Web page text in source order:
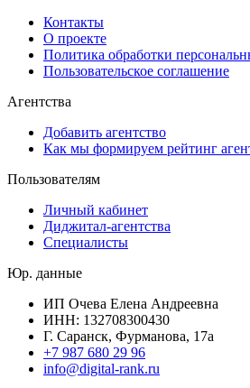
Контакты
О проекте
Политика обработки
Пользовательское соглашение
Агентства
Добавить агентство
Как мы формируем рейтинг
Пользователям
Личный кабинет
Диджитал-агентства
Специалисты
Юр. данные
ИП Очева Елена Андреевна
ИНН: 132708300430
Г. Саранск, Фурманова, 17а
+7 987 680 29 96
info@digital-rank.ru